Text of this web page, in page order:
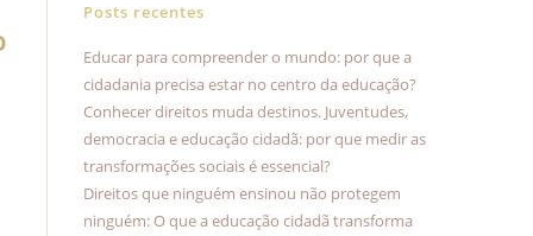
Posts recentes
Educar para compreender o mundo: por que a
cidadania precisa estar no centro da educação?
Conhecer direitos muda destinos. Juventudes,
democracia e educação cidadã: por que medir as
transformações sociais é essencial?
Direitos que ninguém ensinou não protegem
ninguém: O que a educação cidadã transforma